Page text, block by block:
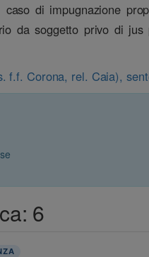
di impugnazione
da soggetto privo di
f.f. Corona, rel. Caia),
6